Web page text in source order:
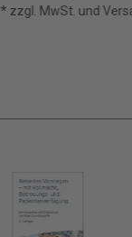
* zzgl. MwSt. und